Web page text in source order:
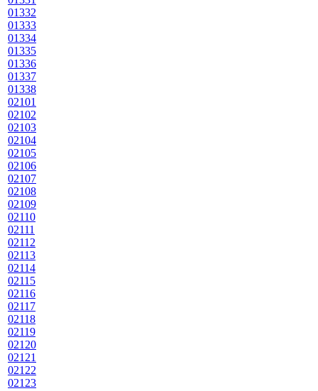
01332
01333
01334
01335
01336
01337
01338
02101
02102
02103
02104
02105
02106
02107
02108
02109
02110
02111
02112
02113
02114
02115
02116
02117
02118
02119
02120
02121
02122
02123